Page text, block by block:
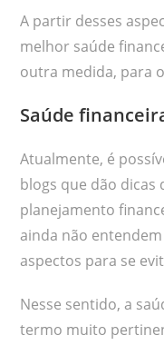
A partir desses
melhor saúde
outra medida, para
Saúde
Atualmente, é
blogs que dão dicas
planejamento
ainda não
aspectos para se
Nesse sentido, a
termo muito